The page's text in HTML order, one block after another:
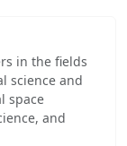
in the fields
science and
space
and